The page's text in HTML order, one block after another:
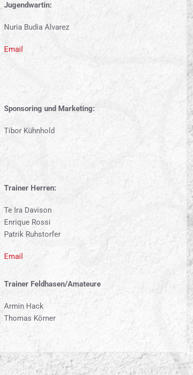
Jugendwartin:
Nuria Budia Alvarez
Email
Sponsoring und Marketing:
Tibor Kühnhold
Trainer Herren:
Te Ira Davison
Enrique Rossi
Patrik Ruhstorfer
Email
Trainer Feldhasen/Amateure
Armin Hack
Thomas Körner